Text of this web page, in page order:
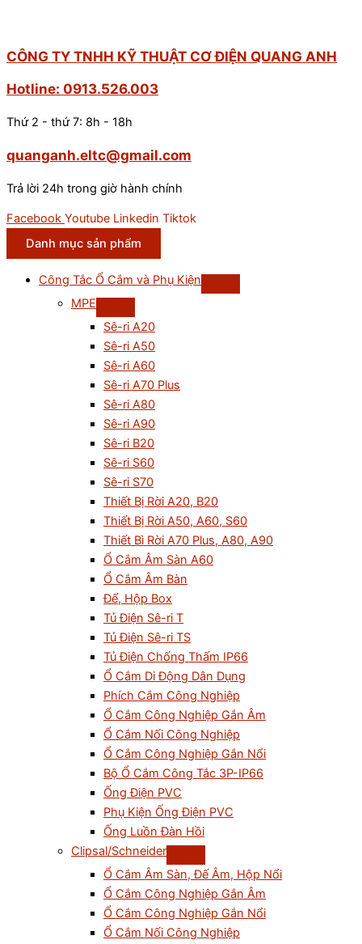
CÔNG TY TNHH KỸ THUẬT CƠ ĐIỆN QUANG ANH
Hotline: 0913.526.003
Thứ 2 - thứ 7: 8h - 18h
quanganh.eltc@gmail.com
Trả lời 24h trong giờ hành chính
Facebook Youtube Linkedin Tiktok
Danh mục sản phẩm
Công Tắc Ổ Cắm và Phụ Kiện
MPE
Sê-ri A20
Sê-ri A50
Sê-ri A60
Sê-ri A70 Plus
Sê-ri A80
Sê-ri A90
Sê-ri B20
Sê-ri S60
Sê-ri S70
Thiết Bị Rời A20, B20
Thiết Bị Rời A50, A60, S60
Thiết Bì Rời A70 Plus, A80, A90
Ổ Cắm Âm Sàn A60
Ổ Cắm Âm Bàn
Đế, Hộp Box
Tủ Điện Sê-ri T
Tủ Điện Sê-ri TS
Tủ Điện Chống Thấm IP66
Ổ Cắm Di Động Dân Dụng
Phích Cắm Công Nghiệp
Ổ Cắm Công Nghiệp Gắn Âm
Ổ Cắm Nối Công Nghiệp
Ổ Cắm Công Nghiệp Gắn Nổi
Bộ Ổ Cắm Công Tắc 3P-IP66
Ống Điện PVC
Phụ Kiện Ống Điện PVC
Ống Luồn Đàn Hồi
Clipsal/Schneider
Ổ Cắm Âm Sàn, Đế Âm, Hộp Nổi
Ổ Cắm Công Nghiệp Gắn Âm
Ổ Cắm Công Nghiệp Gắn Nổi
Ổ Cắm Nối Công Nghiệp